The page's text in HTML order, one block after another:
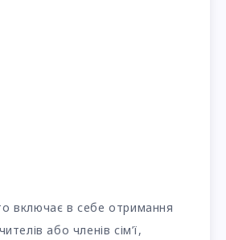
включає в себе отримання
або членів сім’ї,